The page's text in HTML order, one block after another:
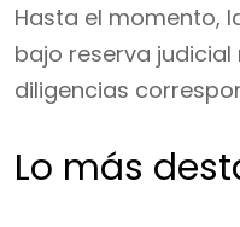
Hasta el momento,
bajo reserva
diligencias
Lo más